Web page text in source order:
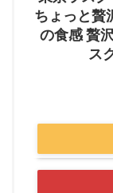
ちょっと贅
の食感 贅
ス